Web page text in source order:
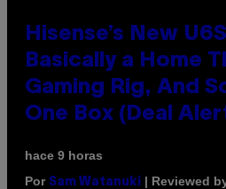
Hisense’s New
Basically a Home
Gaming Rig, And
One Box (Deal
hace 9 horas
Por Sam Watanuki | Reviewed